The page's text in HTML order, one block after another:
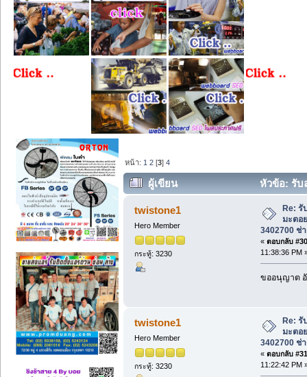
หน้า: 1 2 [3]4
ผู้เขียน
หัวข้อ: รับ
085-3402700 ช่างหนุ่ม. (อ่าน 19109 ครั้
twistone1
Hero Member
กระทู้: 3230
Re: รั
มะตอ
3402700 ช่
« ตอบกลับ
11:38:36 PM
ขออนุญาต
twistone1
Hero Member
กระทู้: 3230
Re: รั
มะตอ
3402700 ช่
« ตอบกลับ
11:22:42 PM